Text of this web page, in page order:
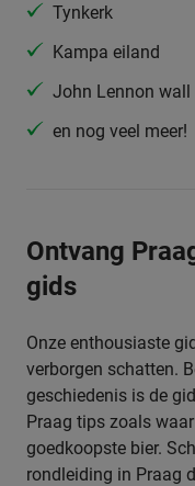
Tynkerk
Kampa eiland
John Lennon wall
en nog veel meer!
Ontvang
gids
Onze enthousiaste
verborgen schatten.
geschiedenis is de
Praag tips zoals
goedkoopste bier.
rondleiding in Praag